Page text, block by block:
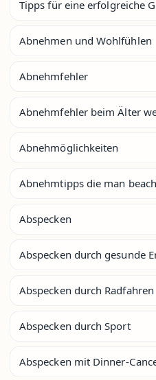
Tipps für eine erfolgreiche
Abnehmen und Wohlfühlen
Abnehmfehler
Abnehmfehler beim Älter
Abnehmöglichkeiten
Abnehmtipps die man
Abspecken
Abspecken durch gesunde
Abspecken durch Radfahren
Abspecken durch Sport
Abspecken mit Dinner-